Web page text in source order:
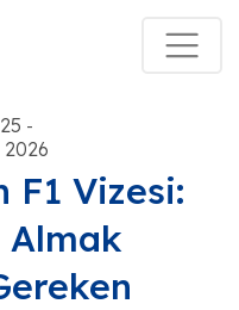
-
2026
Vizesi:
Almak